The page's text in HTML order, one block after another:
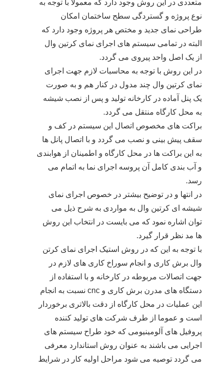
متعددی در این روش وجود دارد که معمولا با توجه به
نوع پروژه و گستردگی سطح ساختمان امکان
طراحی نمای جدید و مختص هر پروژه وجود دارد که
البته در تمامی سیستم های اجرای نمای کرتین وال
از یک اصل واحد پیروی می گردد.
در این روش با توجه به محاسبات لازم جهت اجرای
نمای کرتین وال چند مدول در کنار هم و به صورت
یک پنل آماده در کارخانه تولید و پس از نصب شیشه
به محل کارگاه منتقل می گردد.
براکت های مخصوص اتصال این سیستم در کف و
سقف پیش بینی و نصب می گردد و با اتصال پانل ها
به این براکت ها در محل کارگاه و اطمینان از هوابندی
و آب بندی کامل آن پروسه اجرای نما به اتمام می
رسد.
در انتها و در توضیح بیشتر در خصوص اجرای نمای
شیشه ای کرتین وال به مواردی به شرح ذیل می
توان اشاره نمود که می بایست در انتخاب این روش
ها مد نظر قرار گیرد.
با توجه به این که در روش استیک اجرای نمای کرتن
وال برش کاری و انجام سوراخ کاری های لازم در
جهت اتصالات مربوطه در کارخانه و با استفاده از
دستگاه های مدرن برش کاری و cnc نسبت به انجام
این عملیات در محل کارگاه از دقت بالاتری برخوردار
است و عموما از طرف شرکت های تولید کننده
پروفیل های آلومینیومی که خود طراح سیستم های
اجرایی می باشند به عنوان روش استاندارد معرفی
می گردد توصیه می شود مراحل اولیه کار در شرایط